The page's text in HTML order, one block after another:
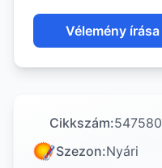
Vélemény írása
Cikkszám:547580
Szezon:Nyári